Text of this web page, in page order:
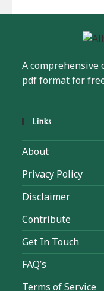
A comprehensive
pdf format for
Links
About
Privacy Policy
Disclaimer
Contribute
Get In Touch
FAQ’s
Terms of Service